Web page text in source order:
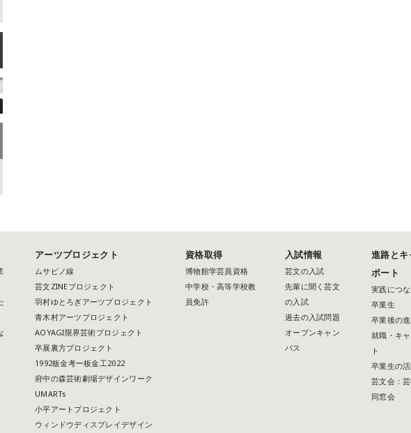
アーツプロジェクト
ムサビノ線
芸文ZINEプロジェクト
羽村ゆとろぎアーツプロジェクト
青木村アーツプロジェクト
AOYAGI限界芸術プロジェクト
卒展裏方プロジェクト
1992板金考ー板金工2022
府中の森芸術劇場デザインワーク
UMARTs
小平アートプロジェクト
ウィンドウディスプレイデザイン
資格取得
博物館学芸員資格
中学校・高等学校教
員免許
入試情報
芸文の入試
先輩に聞く芸文
の入試
過去の入試問題
オープンキャン
パス
進路とキ
ポート
実践につ
卒業生
卒業後の
就職・キ
ト
卒業生の
芸文会：
同窓会